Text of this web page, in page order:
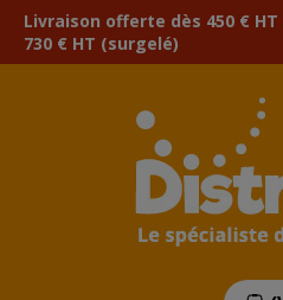
Livraison offerte dès 450 €
730 € HT (surgelé)